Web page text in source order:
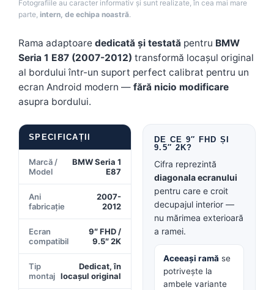
Camere înregistrare trafic
Accesorii multimedia
Conectică Auto
Conectică Auto
Conectică BMW
Conectică Volkswagen
Conectică Mercedes Benz
Conectică Opel
Conectică Skoda
Fotografiile au caracter informativ și sunt realizate, în cea mai mare
parte, intern, de echipa noastră.
Rama adaptoare dedicată și testată pentru BMW
Seria 1 E87 (2007-2012) transformă locașul original
al bordului într-un suport perfect calibrat pentru un
ecran Android modern — fără nicio modificare
asupra bordului.
SPECIFICAȚII
Marcă /
Model
BMW Seria 1
E87
Ani
fabricație
2007-
2012
Ecran
compatibil
9″ FHD /
9.5″ 2K
Tip
montaj
Dedicat, în
locașul original
DE CE 9″ FHD ȘI
9.5″ 2K?
Cifra reprezintă
diagonala ecranului
pentru care e croit
decupajul interior —
nu mărimea exterioară
a ramei.
Aceeași ramă se
potrivește la
ambele variante